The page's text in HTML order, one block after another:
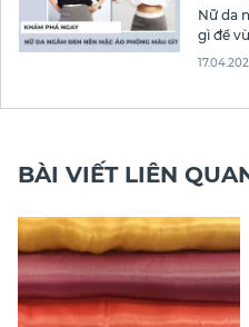
Nữ da
gì để
phá
BÀI VIẾT LIÊN